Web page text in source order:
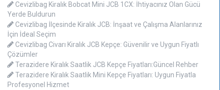
Cevizlibag Kiralık Bobcat Mini JCB 1CX: İhtiyacınız Olan Gücü
Yerde Buldurun
Cevizlibag İlçesinde Kiralık JCB: İnşaat ve Çalışma Alanlarınız
İçin İdeal Seçim
Cevizlibag Civarı Kiralık JCB Kepçe: Güvenilir ve Uygun Fiyatlı
Çözümler
Terazidere Kiralık Saatlik JCB Kepçe Fiyatları:Güncel Rehber
Terazidere Kiralık Saatlik Mini Kepçe Fiyatları: Uygun Fiyatla
Profesyonel Hizmet